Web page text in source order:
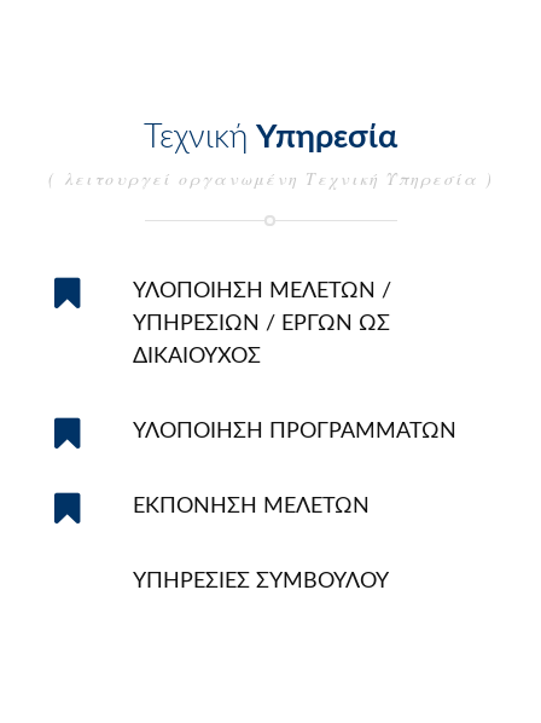
Τεχνική Υπηρεσία
( λειτουργεί οργανωμένη Τεχνική Υπηρεσία )
ΥΛΟΠΟΙΗΣΗ ΜΕΛΕΤΩΝ /
ΥΠΗΡΕΣΙΩΝ / ΕΡΓΩΝ ΩΣ
ΔΙΚΑΙΟΥΧΟΣ
ΥΛΟΠΟΙΗΣΗ ΠΡΟΓΡΑΜΜΑΤΩΝ
ΕΚΠΟΝΗΣΗ ΜΕΛΕΤΩΝ
ΥΠΗΡΕΣΙΕΣ ΣΥΜΒΟΥΛΟΥ